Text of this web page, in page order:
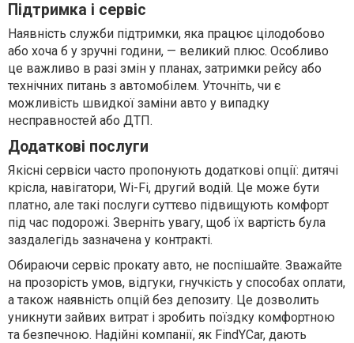
Підтримка і сервіс
Наявність служби підтримки, яка працює цілодобово
або хоча б у зручні години, — великий плюс. Особливо
це важливо в разі змін у планах, затримки рейсу або
технічних питань з автомобілем. Уточніть, чи є
можливість швидкої заміни авто у випадку
несправностей або ДТП.
Додаткові послуги
Якісні сервіси часто пропонують додаткові опції: дитячі
крісла, навігатори, Wi-Fi, другий водій. Це може бути
платно, але такі послуги суттєво підвищують комфорт
під час подорожі. Зверніть увагу, щоб їх вартість була
заздалегідь зазначена у контракті.
Обираючи сервіс прокату авто, не поспішайте. Зважайте
на прозорість умов, відгуки, гнучкість у способах оплати,
а також наявність опцій без депозиту. Це дозволить
уникнути зайвих витрат і зробить поїздку комфортною
та безпечною. Надійні компанії, як FindYCar, дають